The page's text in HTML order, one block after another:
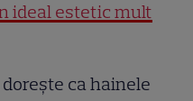
ideal estetic mult
ca hainele